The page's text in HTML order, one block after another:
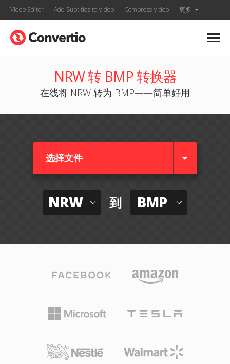
Video Editor Add Subtitles to Video Compress Video 更多
NRW 转 BMP 转换器
在线将 NRW 转为 BMP——简单好用
选择文件
NRW 到 BMP